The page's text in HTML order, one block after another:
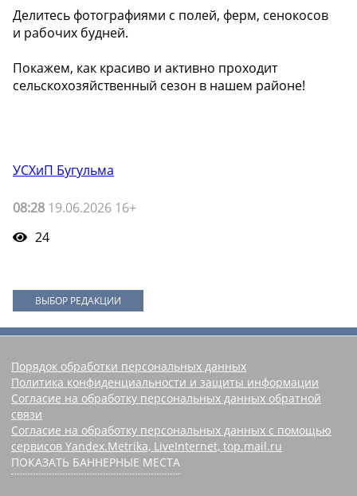
Делитесь фотографиями с полей, ферм, сенокосов
и рабочих будней.
Покажем, как красиво и активно проходит
сельскохозяйственный сезон в нашем районе!
УСХиП Бугульма
08:28 19.06.2026 16+
24
ВЫБОР РЕДАКЦИИ
Порядок обработки персональных данных
Политика конфиденциальности и защиты информации
Согласие на обработку персональных данных обратной
связи
Согласие на обработку персональных данных с помощью
сервисов Yandex.Metrika, LiveInternet, top.mail.ru
ПОКАЗАТЬ БАННЕРНЫЕ МЕСТА